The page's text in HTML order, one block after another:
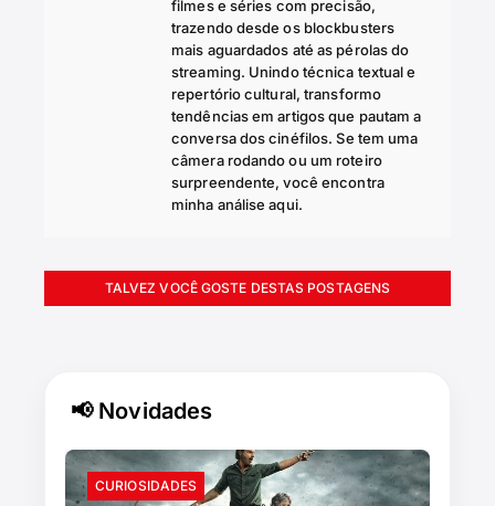
filmes e séries com precisão,
trazendo desde os blockbusters
mais aguardados até as pérolas do
streaming. Unindo técnica textual e
repertório cultural, transformo
tendências em artigos que pautam a
conversa dos cinéfilos. Se tem uma
câmera rodando ou um roteiro
surpreendente, você encontra
minha análise aqui.
TALVEZ VOCÊ GOSTE DESTAS POSTAGENS
📢 Novidades
CURIOSIDADES